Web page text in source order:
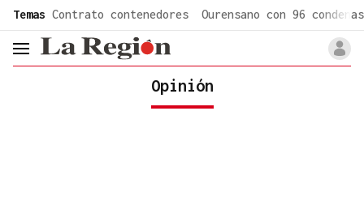
Temas Contrato contenedores Ourensano con 96 condenas
header.menu.open
Opinión